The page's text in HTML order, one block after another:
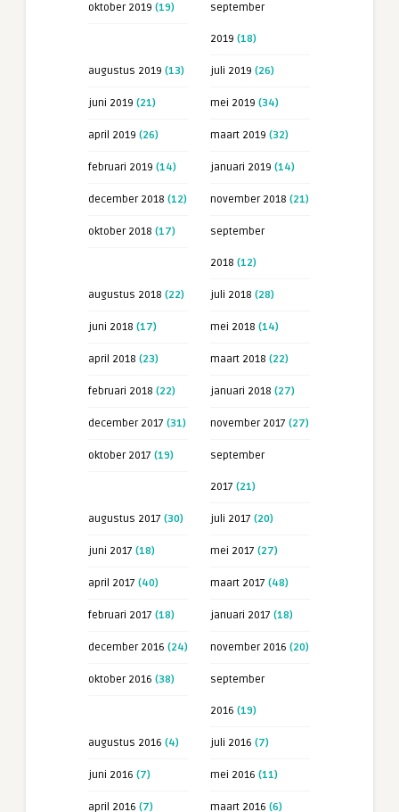
oktober 2019 (19) september
2019 (18)
augustus 2019 (13) juli 2019 (26)
juni 2019 (21) mei 2019 (34)
april 2019 (26) maart 2019 (32)
februari 2019 (14) januari 2019 (14)
december 2018 (12) november 2018 (21)
oktober 2018 (17) september
2018 (12)
augustus 2018 (22) juli 2018 (28)
juni 2018 (17) mei 2018 (14)
april 2018 (23) maart 2018 (22)
februari 2018 (22) januari 2018 (27)
december 2017 (31) november 2017 (27)
oktober 2017 (19) september
2017 (21)
augustus 2017 (30) juli 2017 (20)
juni 2017 (18) mei 2017 (27)
april 2017 (40) maart 2017 (48)
februari 2017 (18) januari 2017 (18)
december 2016 (24) november 2016 (20)
oktober 2016 (38) september
2016 (19)
augustus 2016 (4) juli 2016 (7)
juni 2016 (7) mei 2016 (11)
april 2016 (7) maart 2016 (6)